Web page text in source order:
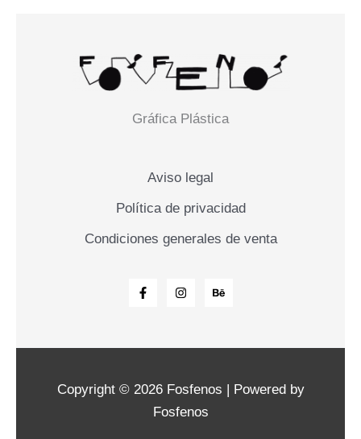
Gráfica Plástica
Aviso legal
Política de privacidad
Condiciones generales de venta
Copyright © 2026 Fosfenos | Powered by
Fosfenos